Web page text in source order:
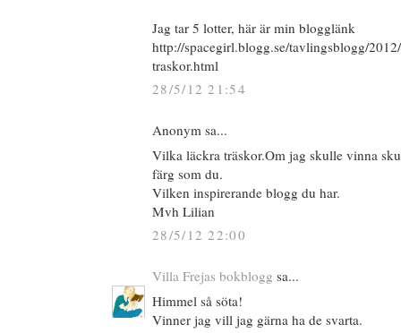
Jag tar 5 lotter, här är min blogglänk
http://spacegirl.blogg.se/tavlingsblogg/
traskor.html
28/5/12 21:54
Anonym sa...
Vilka läckra träskor.Om jag skulle vinna
färg som du.
Vilken inspirerande blogg du har.
Mvh Lilian
28/5/12 22:00
Villa Frejas bokblogg sa...
Himmel så söta!
Vinner jag vill jag gärna ha de svarta.